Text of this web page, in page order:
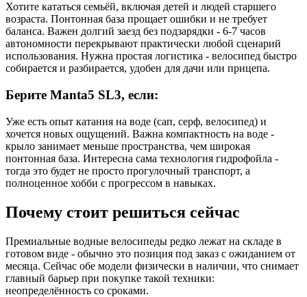
Хотите кататься семьёй, включая детей и людей старшего
возраста. Понтонная база прощает ошибки и не требует
баланса. Важен долгий заезд без подзарядки - 6-7 часов
автономности перекрывают практически любой сценарий
использования. Нужна простая логистика - велосипед быстро
собирается и разбирается, удобен для дачи или прицепа.
Берите Manta5 SL3, если:
Уже есть опыт катания на воде (сап, серф, велосипед) и
хочется новых ощущений. Важна компактность на воде -
крыло занимает меньше пространства, чем широкая
понтонная база. Интересна сама технология гидрофойла -
тогда это будет не просто прогулочный транспорт, а
полноценное хобби с прогрессом в навыках.
Почему стоит решиться сейчас
Премиальные водные велосипеды редко лежат на складе в
готовом виде - обычно это позиция под заказ с ожиданием от
месяца. Сейчас обе модели физически в наличии, что снимает
главный барьер при покупке такой техники:
неопределённость со сроками.